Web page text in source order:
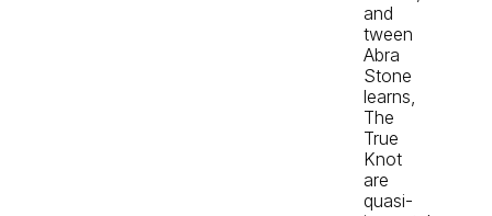
and
tween
Abra
Stone
learns,
The
True
Knot
are
quasi-